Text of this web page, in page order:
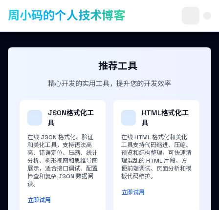
周小码的个人技术博客
推荐工具
精心开发的实用工具，提升您的开发效率
JSON格式化工
具
在线 JSON 格式化、验证
和美化工具，支持语法高
亮、错误定位、压缩、统计
分析、树形视图和思维导图
展示，适合接口调试、配置
检查和复杂 JSON 数据阅
读。
立即试用
HTML格式化工
具
在线 HTML 格式化和美化
工具支持代码缩进、压缩、
预览和结构整理，可快速清
理混乱的 HTML 片段，方
便前端调试、页面分析和模
板代码维护。
立即试用